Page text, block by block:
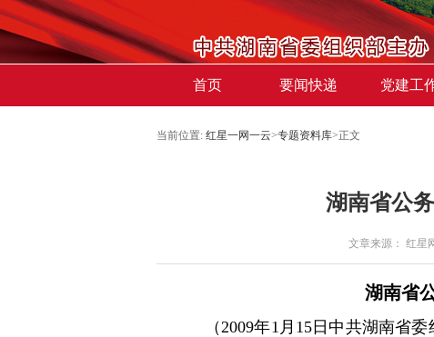
首页 要闻快递 党建工
当前位置: 红星一网一云>专题资料库>正文
湖南省公
文章来源： 红星
湖南省
（2009年1月15日中共湖南省